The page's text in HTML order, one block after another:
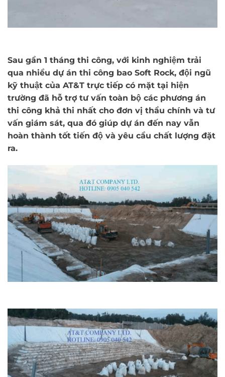
Sau gần 1 tháng thi công, với kinh nghiệm trải
qua nhiều dự án thi công bao Soft Rock, đội ngũ
kỹ thuật của AT&T trực tiếp có mặt tại hiện
trường đã hỗ trợ tư vấn toàn bộ các phương án
thi công khả thi nhất cho đơn vị thầu chính và tư
vấn giám sát, qua đó giúp dự án đến nay vẫn
hoàn thành tốt tiến độ và yêu cầu chất lượng đặt
ra.